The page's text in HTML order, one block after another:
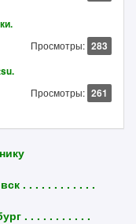
Просмотры: 283
Просмотры: 261
. . . . . . . . . . . .
. . . . . . . . . . .